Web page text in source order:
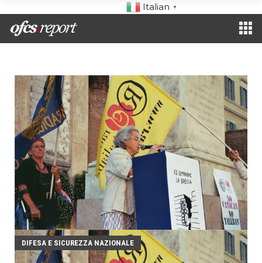
Italian ▼
DIFESA E SICUREZZA NAZIONALE